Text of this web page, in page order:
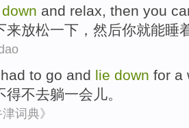
down and relax, then you
来放松一下 ， 然后你就能睡
had to go and lie down for a
得不去躺一会儿。
津词典》